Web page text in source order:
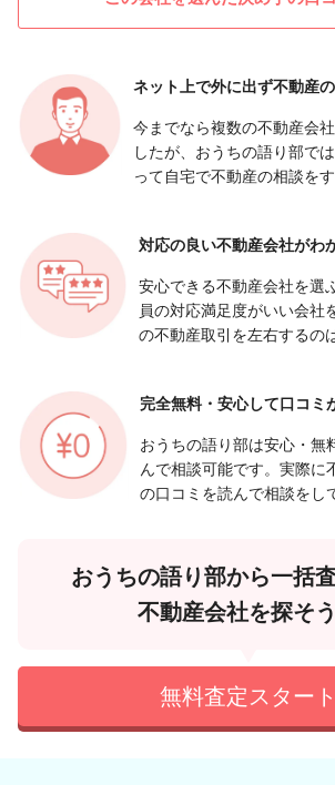
ネット上で外に出ず不動産
今までなら複数の不動産会
したが、おうちの語り部で
って自宅で不動産の相談を
対応の良い不動産会社がわ
安心できる不動産会社を選
員の対応満足度がいい会社
の不動産取引を左右するの
完全無料・安心して口コミ
おうちの語り部は安心・無
んで相談可能です。実際に
の口コミを読んで相談をし
おうちの語り部から一括査
不動産会社を探そう
無料査定スタート